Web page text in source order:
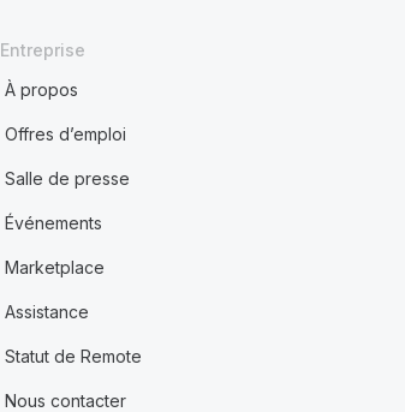
Entreprise
À propos
Offres d’emploi
Salle de presse
Événements
Marketplace
Assistance
Statut de Remote
Nous contacter